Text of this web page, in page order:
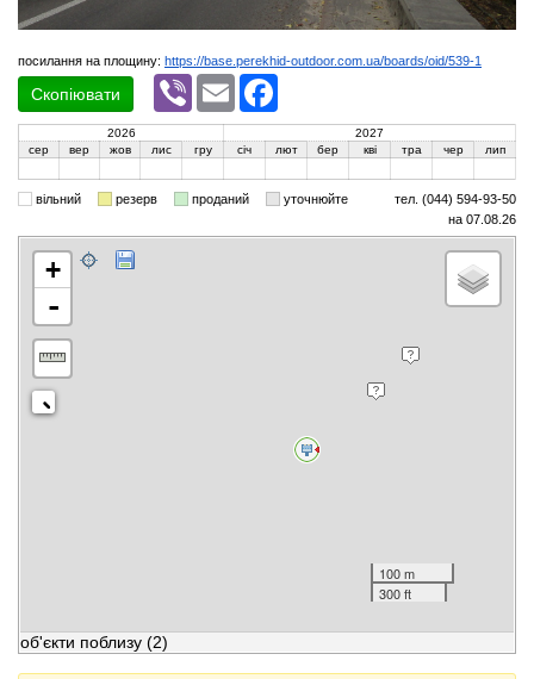
посилання на площину: https://base.perekhid-outdoor.com.ua/boards/oid/539-1
Скопіювати
Viber Email
2026
2027
сер
вер жов лис гру січ лют бер кві тра чер лип
вільний резерв проданий уточнюйте
тел. (044) 594-93-50
на 07.08.26
+
-
100 m
300 ft
об'єкти поблизу (2)